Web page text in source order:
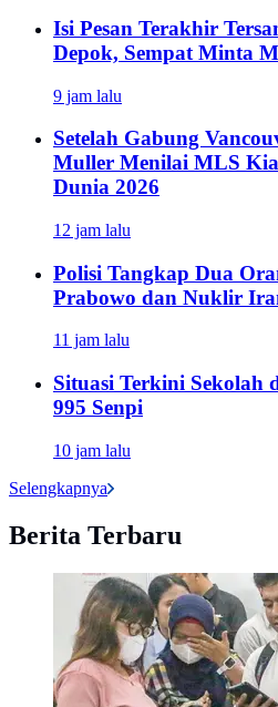
Isi Pesan Terakhir
Depok, Sempat Minta
9 jam lalu
Setelah Gabung
Muller Menilai MLS
Dunia 2026
12 jam lalu
Polisi Tangkap Dua
Prabowo dan Nuklir
11 jam lalu
Situasi Terkini Sekolah
995 Senpi
10 jam lalu
Selengkapnya
Berita Terbaru